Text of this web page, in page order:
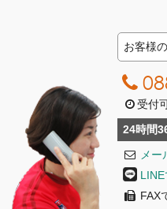
お客様
受付
24時間
メ
FAX